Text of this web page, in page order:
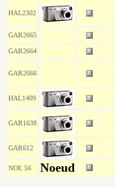
HAL2302
GAR2665
GAR2664
GAR2666
HAL1409
GAR1638
GAR612
NOE 56 Noeud